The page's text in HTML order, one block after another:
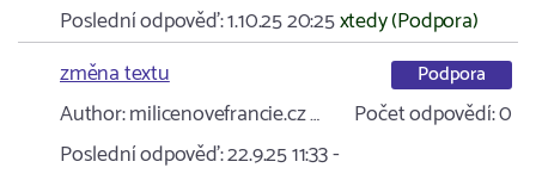
Poslední odpověď:1.10.25 20:25xtedy (Podpora)
změna textu
Podpora
Author:milicenovefrancie.cz … Počet odpovědí:0
Poslední odpověď:22.9.25 11:33-